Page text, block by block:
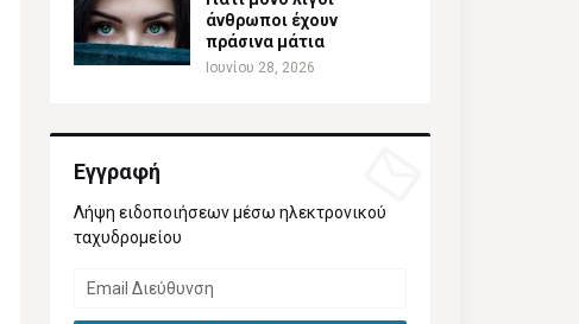
άνθρωποι έχουν
πράσινα μάτια
Ιουνίου 28, 2026
Εγγραφή
Λήψη ειδοποιήσεων μέσω ηλεκτρονικού
ταχυδρομείου